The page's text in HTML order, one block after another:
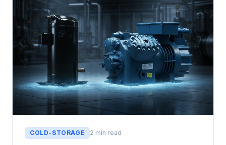
COLD-STORAGE 2 min read